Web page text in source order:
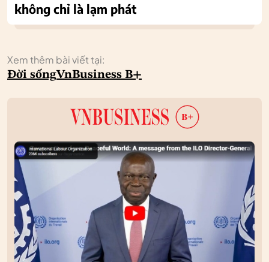
Xem thêm bài viết tại:
Đời sốngVnBusiness B+
không chỉ là lạm phát